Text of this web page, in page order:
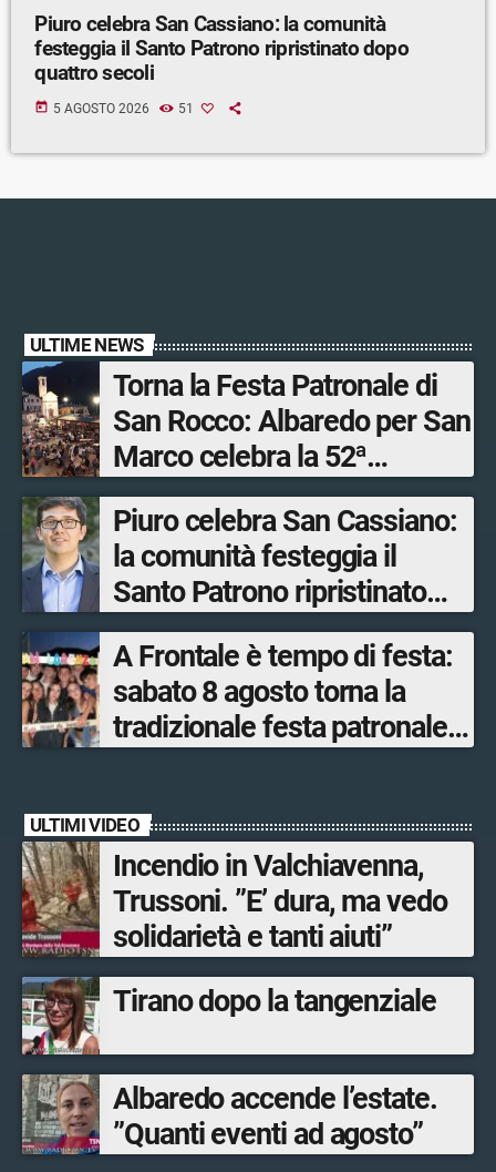
Piuro celebra San Cassiano: la comunità
festeggia il Santo Patrono ripristinato dopo
quattro secoli
today 5 AGOSTO 2026 51
ULTIME NEWS
Torna la Festa Patronale di
San Rocco: Albaredo per San
Marco celebra la 52ª
edizione della sua
manifestazione più sentita
Piuro celebra San Cassiano:
la comunità festeggia il
Santo Patrono ripristinato
dopo quattro secoli
A Frontale è tempo di festa:
sabato 8 agosto torna la
tradizionale festa patronale
musica dal vivo
ULTIMI VIDEO
Incendio in Valchiavenna,
Trussoni. ”E’ dura, ma vedo
solidarietà e tanti aiuti”
Tirano dopo la tangenziale
Albaredo accende l’estate.
”Quanti eventi ad agosto”